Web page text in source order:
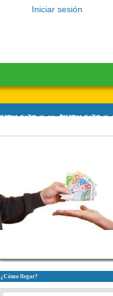
Iniciar sesión
¿Cómo llegar?